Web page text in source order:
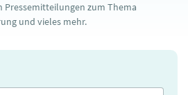
Pressemitteilungen zum Thema
und vieles mehr.